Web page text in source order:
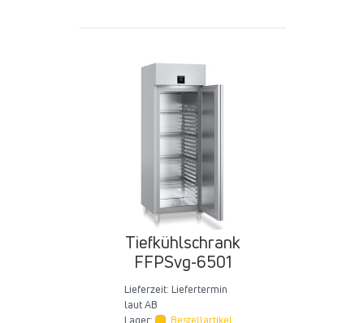
Tiefkühlschrank
FFPSvg-6501
Lieferzeit: Liefertermin
laut AB